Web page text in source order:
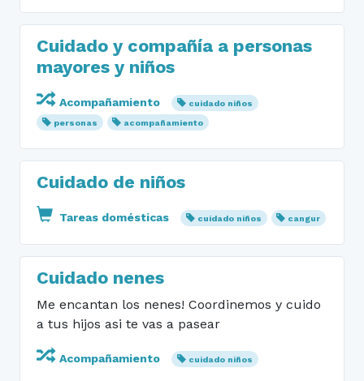
Cuidado y compañía a personas
mayores y niños
Acompañamiento
cuidado niños
personas
acompañamiento
Cuidado de niños
Tareas domésticas cuidado niños cangur
Cuidado nenes
Me encantan los nenes! Coordinemos y cuido
a tus hijos asi te vas a pasear
Acompañamiento cuidado niños